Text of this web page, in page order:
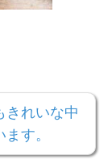
きれいな中
す。